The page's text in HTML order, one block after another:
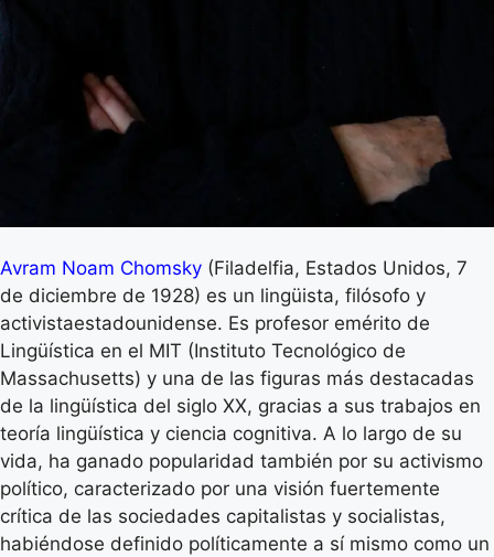
Avram Noam Chomsky (Filadelfia, Estados Unidos, 7
de diciembre de 1928) es un lingüista, filósofo y
activistaestadounidense. Es profesor emérito de
Lingüística en el MIT (Instituto Tecnológico de
Massachusetts) y una de las figuras más destacadas
de la lingüística del siglo XX, gracias a sus trabajos en
teoría lingüística y ciencia cognitiva. A lo largo de su
vida, ha ganado popularidad también por su activismo
político, caracterizado por una visión fuertemente
crítica de las sociedades capitalistas y socialistas,
habiéndose definido políticamente a sí mismo como un